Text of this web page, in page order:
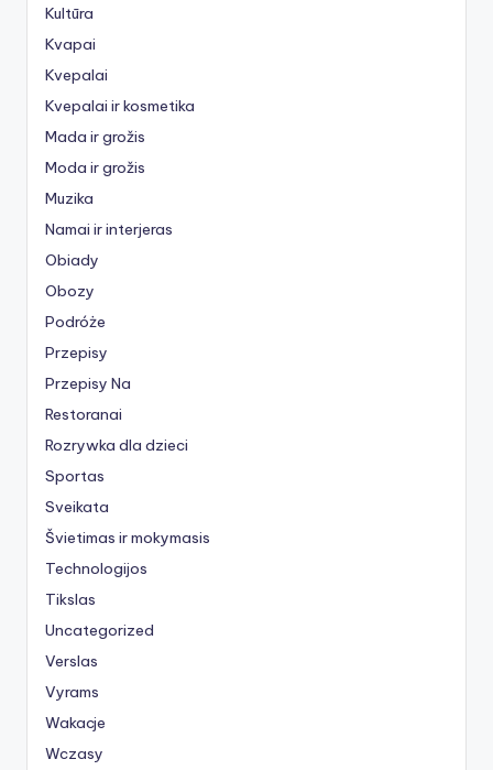
Kultūra
Kvapai
Kvepalai
Kvepalai ir kosmetika
Mada ir grožis
Moda ir grožis
Muzika
Namai ir interjeras
Obiady
Obozy
Podróże
Przepisy
Przepisy Na
Restoranai
Rozrywka dla dzieci
Sportas
Sveikata
Švietimas ir mokymasis
Technologijos
Tikslas
Uncategorized
Verslas
Vyrams
Wakacje
Wczasy